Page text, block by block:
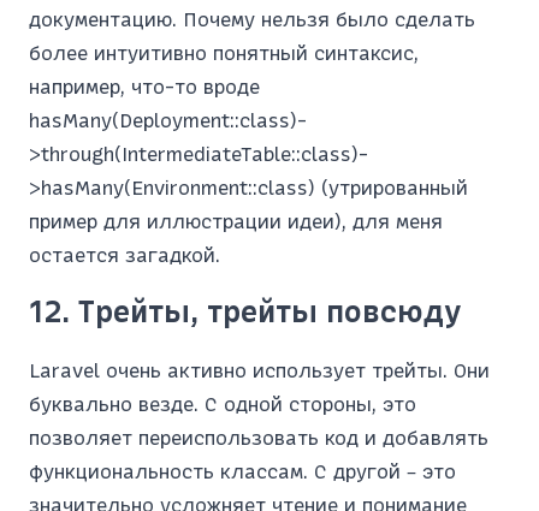
документацию. Почему нельзя было сделать
более интуитивно понятный синтаксис,
например, что-то вроде
hasMany(Deployment::class)-
>through(IntermediateTable::class)-
>hasMany(Environment::class) (утрированный
пример для иллюстрации идеи), для меня
остается загадкой.
12. Трейты, трейты повсюду
Laravel очень активно использует трейты. Они
буквально везде. С одной стороны, это
позволяет переиспользовать код и добавлять
функциональность классам. С другой – это
значительно усложняет чтение и понимание